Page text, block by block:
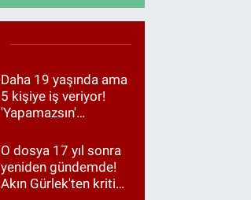
Daha 19 yaşında ama
5 kişiye iş veriyor!
'Yapamazsın'
cevap
O dosya 17 yıl sonra
yeniden gündemde!
Akın Gürlek'ten kritik